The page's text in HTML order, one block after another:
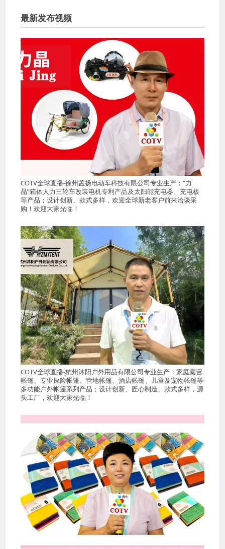
最新发布视频
COTV全球直播-徐州孟扬电动车科技有限公司专业生产：“力
晶”箱体人力三轮车改装电机专利产品及太阳能充电器、充电板
等产品；设计创新、款式多样，欢迎全球新老客户前来洽谈采
购！欢迎大家光临！
COTV全球直播-杭州沐阳户外用品有限公司专业生产：家庭露营
帐篷、专业探险帐篷、营地帐篷、酒店帐篷、儿童及宠物帐篷等
多功能户外帐篷系列产品；设计创新、匠心制造、款式多样，源
头工厂，欢迎大家光临！